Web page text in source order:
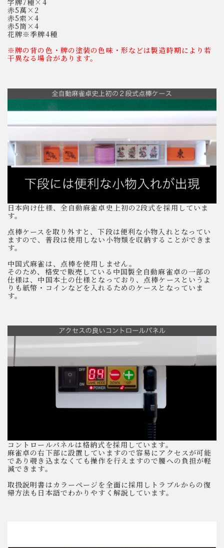
字牌7種×4
赤5萬×2
赤5索×4
赤5筒×4
花牌※季牌4種
※牌の背の色・牌の塗装の色味・形などは製造時期により若
干異なる場合があります。
日本向け仕様、全自動麻雀卓史上初の2段式を採用していま
す。
点棒ケースを取り外すと、下段は便利な小物入れとなってい
ますので、普段は使用しない小物類を収納することができま
す。
中国式麻雀は、点棒を使用しません。
そのため、格安で販売している中国製全自動麻雀卓の一部の
仕様は、中国本土の仕様となっており、点棒ケースというよ
りも紙幣・コインなどを入れるためのケースとなっていま
す。
コントロールパネルは格納式を採用しています。
麻雀卓の右下部に設置していますので容易にアクセスが可能
であり覗き込まなくても操作を行えますので腰への負担が軽
減できます。
取扱説明書はカラーページを全面に採用しトラブルからの復
帰方法も日本語でわかりやすく解説しています。